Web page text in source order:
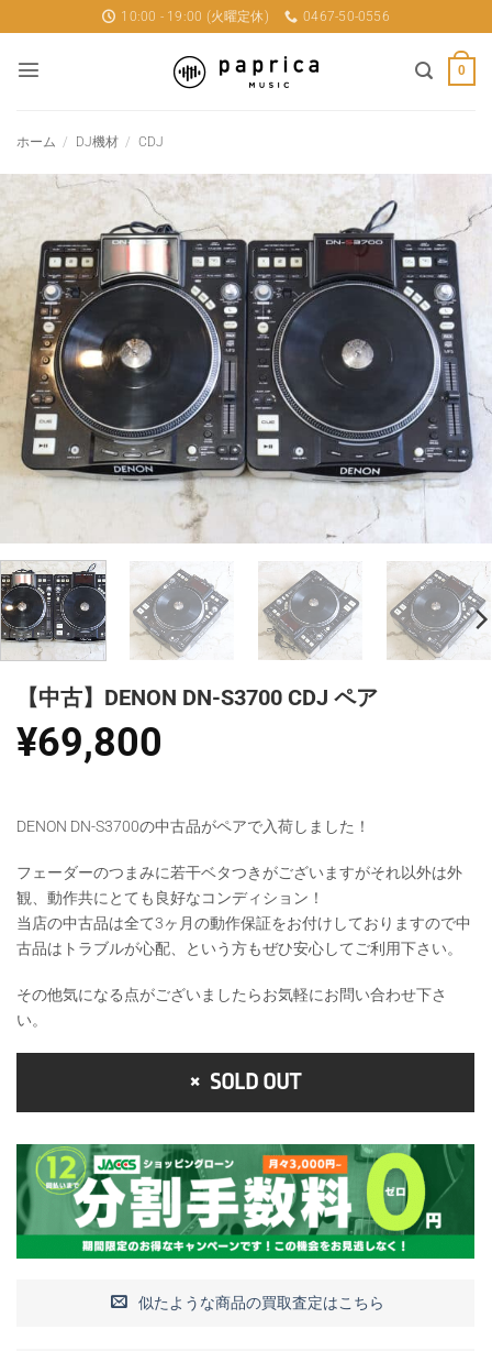
to
content
10:00 - 19:00 (火曜定休) 0467-50-0556
0
ホーム / DJ機材 / CDJ
【中古】DENON DN-S3700 CDJ ペア
¥69,800
DENON DN-S3700の中古品がペアで入荷しました！
フェーダーのつまみに若干ベタつきがございますがそれ以外は外
観、動作共にとても良好なコンディション！
当店の中古品は全て3ヶ月の動作保証をお付けしておりますので中
古品はトラブルが心配、という方もぜひ安心してご利用下さい。
その他気になる点がございましたらお気軽にお問い合わせ下さ
い。
SOLD OUT
似たような商品の買取査定はこちら